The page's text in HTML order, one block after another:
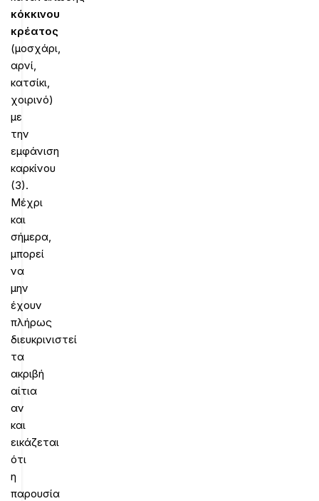
κόκκινου
κρέατος
(μοσχάρι,
αρνί,
κατσίκι,
χοιρινό)
με
την
εμφάνιση
καρκίνου
(3).
Μέχρι
και
σήμερα,
μπορεί
να
μην
έχουν
πλήρως
διευκρινιστεί
τα
ακριβή
αίτια
αν
και
εικάζεται
ότι
η
παρουσία